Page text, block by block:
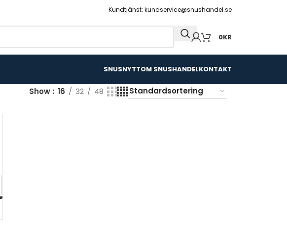
Kundtjänst: kundservice@snushandel.se
0KR
SNUSNYTTOM SNUSHANDELKONTAKT
Show 16 32 48